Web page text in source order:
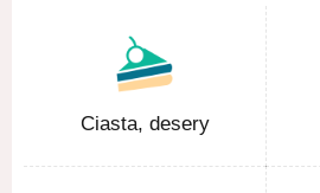
Ciasta, desery